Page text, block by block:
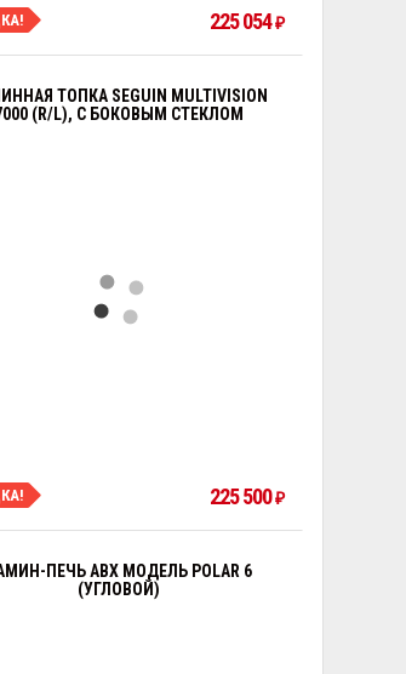
225 054₽
ТОПКА SEGUIN MULTIVISION
(R/L), С БОКОВЫМ СТЕКЛОМ
225 500₽
ПЕЧЬ ABX МОДЕЛЬ POLAR 6
(УГЛОВОЙ)